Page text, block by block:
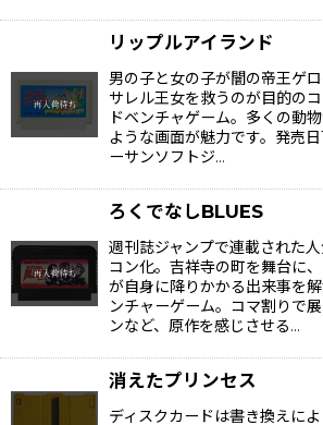
リップルアイランド
男の子と女の子が闇の帝王ゲ
サレル王女を救うのが目的の
ドベンチャゲーム。多くの動
ような画面が魅力です。発売
ーサンソフトジ…
ろくでなしBLUES
週刊誌ジャンプで連載された
コン化。吉祥寺の町を舞台に
が自身に降りかかる出来事を
ンチャーゲーム。コマ割りで
ンなど、原作を感じさせる…
消えたプリンセス
ディスクカードは書き換えに